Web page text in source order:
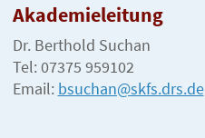
Akademieleitung
Dr. Berthold Suchan
Tel: 07375 959102
Email: bsuchan@skfs.drs.de